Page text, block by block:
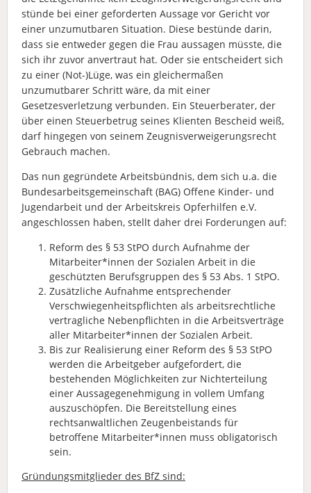
stünde bei einer geforderten Aussage vor Gericht vor
einer unzumutbaren Situation. Diese bestünde darin,
dass sie entweder gegen die Frau aussagen müsste, die
sich ihr zuvor anvertraut hat. Oder sie entscheidert sich
zu einer (Not-)Lüge, was ein gleichermaßen
unzumutbarer Schritt wäre, da mit einer
Gesetzesverletzung verbunden. Ein Steuerberater, der
über einen Steuerbetrug seines Klienten Bescheid weiß,
darf hingegen von seinem Zeugnisverweigerungsrecht
Gebrauch machen.
Das nun gegründete Arbeitsbündnis, dem sich u.a. die
Bundesarbeitsgemeinschaft (BAG) Offene Kinder- und
Jugendarbeit und der Arbeitskreis Opferhilfen e.V.
angeschlossen haben, stellt daher drei Forderungen auf:
Reform des § 53 StPO durch Aufnahme der
Mitarbeiter*innen der Sozialen Arbeit in die
geschützten Berufsgruppen des § 53 Abs. 1 StPO.
Zusätzliche Aufnahme entsprechender
Verschwiegenheitspflichten als arbeitsrechtliche
vertragliche Nebenpflichten in die Arbeitsverträge
aller Mitarbeiter*innen der Sozialen Arbeit.
Bis zur Realisierung einer Reform des § 53 StPO
werden die Arbeitgeber aufgefordert, die
bestehenden Möglichkeiten zur Nichterteilung
einer Aussagegenehmigung in vollem Umfang
auszuschöpfen. Die Bereitstellung eines
rechtsanwaltlichen Zeugenbeistands für
betroffene Mitarbeiter*innen muss obligatorisch
sein.
Gründungsmitglieder des BfZ sind: